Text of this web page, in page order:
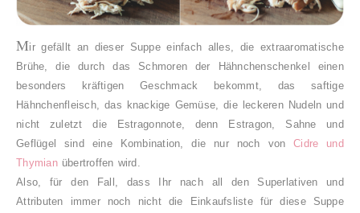
Mir gefällt an dieser Suppe einfach alles, die extraaromatische
Brühe, die durch das Schmoren der Hähnchenschenkel einen
besonders kräftigen Geschmack bekommt, das saftige
Hähnchenfleisch, das knackige Gemüse, die leckeren Nudeln und
nicht zuletzt die Estragonnote, denn Estragon, Sahne und
Geflügel sind eine Kombination, die nur noch vonCidre und
Thymianübertroffen wird.
Also, für den Fall, dass Ihr nach all den Superlativen und
Attributen immer noch nicht die Einkaufsliste für diese Suppe